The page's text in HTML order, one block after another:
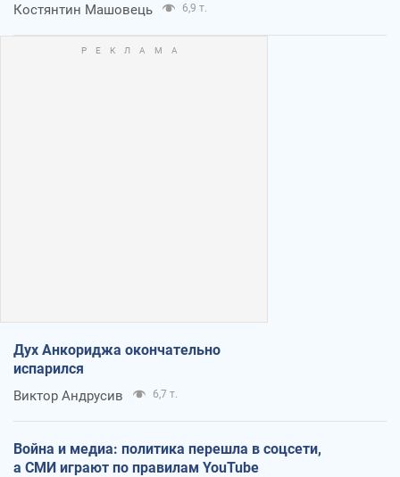
Костянтин Машовець 6,9 т.
Дух Анкориджа окончательно
испарился
Виктор Андрусив 6,7 т.
Война и медиа: политика перешла в соцсети,
а СМИ играют по правилам YouTube